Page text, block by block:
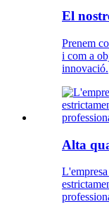
El
Prenem
i com a
innovació.
Alta